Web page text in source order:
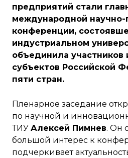
предприятий стали
международной научно-
конференции,
индустриальном
объединила участников
субъектов Российской
пяти стран.
Пленарное заседание
по научной и
ТИУ Алексей Пимнев. Он
большой интерес к
подчеркивает